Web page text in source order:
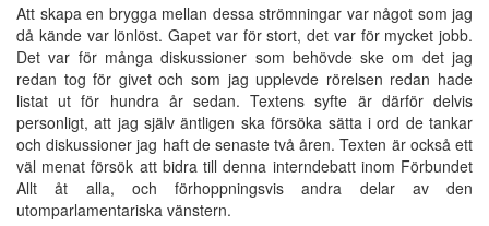
Att skapa en brygga mellan dessa strömningar var något som jag
då kände var lönlöst. Gapet var för stort, det var för mycket jobb.
Det var för många diskussioner som behövde ske om det jag
redan tog för givet och som jag upplevde rörelsen redan hade
listat ut för hundra år sedan. Textens syfte är därför delvis
personligt, att jag själv äntligen ska försöka sätta i ord de tankar
och diskussioner jag haft de senaste två åren. Texten är också ett
väl menat försök att bidra till denna interndebatt inom Förbundet
Allt åt alla, och förhoppningsvis andra delar av den
utomparlamentariska vänstern.